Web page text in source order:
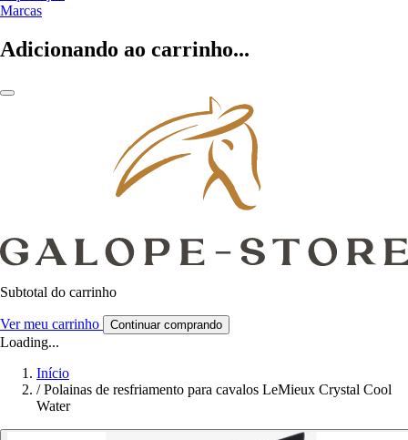
Marcas
Adicionando ao carrinho...
Subtotal do carrinho
Ver meu carrinho Continuar comprando
Loading...
Início
/ Polainas de resfriamento para cavalos LeMieux Crystal Cool
Water